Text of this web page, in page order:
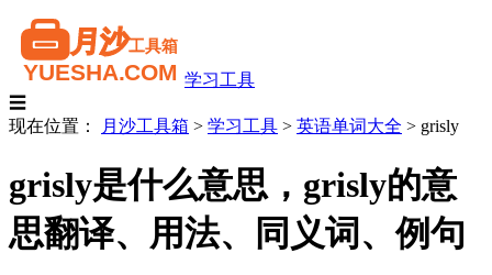
学习工具
☰
现在位置：
月沙工具箱 > 学习工具 > 英语单词大全 > grisly
grisly是什么意思，grisly的意
思翻译、用法、同义词、例句